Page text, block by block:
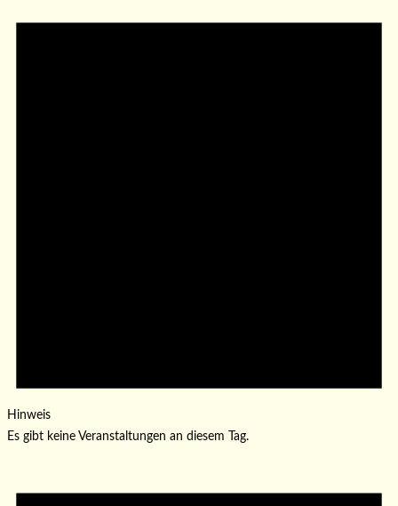
Hinweis
Es gibt keine Veranstaltungen an diesem Tag.